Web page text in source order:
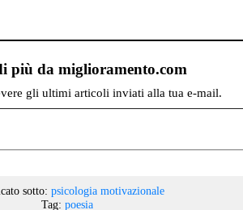
più da miglioramento.com
gli ultimi articoli inviati alla tua e-mail.
sotto: psicologia motivazionale
Tag: poesia